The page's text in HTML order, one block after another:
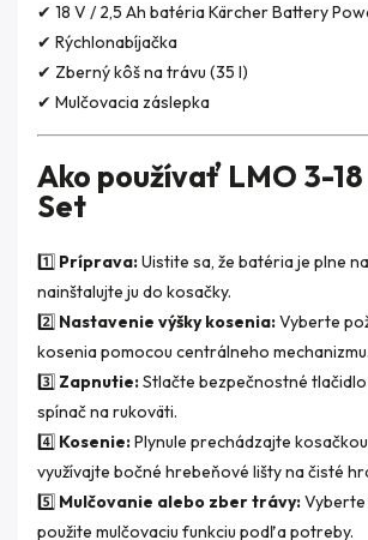
✔ 18 V / 2,5 Ah batéria Kärcher Battery
✔ Rýchlonabíjačka
✔ Zberný kôš na trávu (35 l)
✔ Mulčovacia záslepka
Ako používať LMO 3-
Set
1️⃣ Príprava:Uistite sa, že batéria je plne
nainštalujte ju do kosačky.
2️⃣ Nastavenie výšky kosenia:Vyberte
kosenia pomocou centrálneho mechanizmu.
3️⃣ Zapnutie:Stlačte bezpečnostné
spínač na rukoväti.
4️⃣ Kosenie:Plynule prechádzajte
využívajte bočné hrebeňové lišty na čisté
5️⃣ Mulčovanie alebo zber trávy:
použite mulčovaciu funkciu podľa potreby.